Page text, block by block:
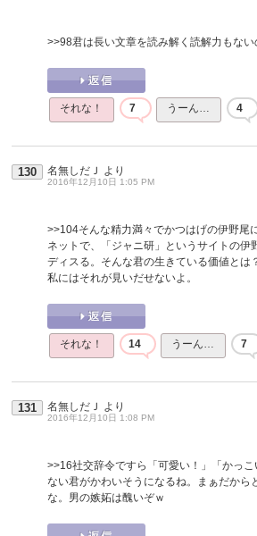
>>98君は長い文章を読み解く読解力もない
それな！ 7 うーん… 4
130 名無しだＪ より
2016年12月10日 1:05 PM
>>104そんな精力満々でかつはげの伊野尾
ネットで、「ジャニ研」というサイトの伊
ディスる。そんな君の生きている価値と
私にはそれが見いだせないよ。
それな！ 14 うーん… 7
131 名無しだＪ より
2016年12月10日 1:08 PM
>>16社交辞令ですら「可愛い！」「かっ
ない君がかわいそうになるね。まぁだから
な。男の嫉妬は醜いぞｗ